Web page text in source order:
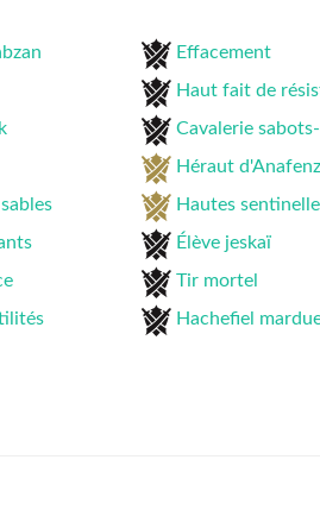
Effacement
Haut fait de
Cavalerie
Héraut
Hautes
Élève jeskaï
Tir mortel
Hachefiel